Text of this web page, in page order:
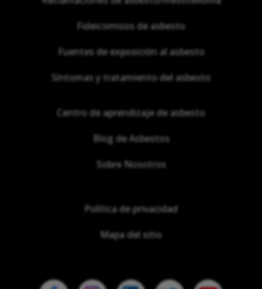
Fideicomisos de asbesto
Fuentes de exposición al asbesto
Síntomas y tratamiento del asbesto
Centro de aprendizaje de asbesto
Blog de Asbestos
Sobre Nosotros
Política de privacidad
Mapa del sitio